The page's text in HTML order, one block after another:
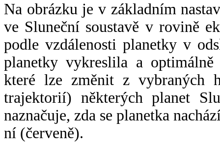
Na obrázku je v základním
ve Sluneční soustavě v rovině
podle vzdálenosti planetky v
planetky vykreslila a
které lze změnit z vybraných
trajektorií) některých planet
naznačuje, zda se planetka
ní (červeně).